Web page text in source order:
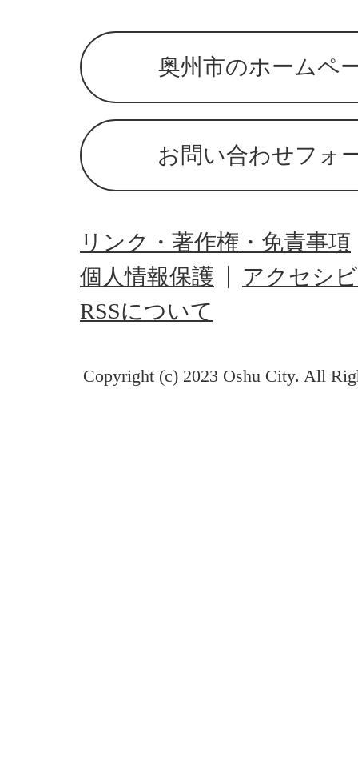
奥州市のホームペ
お問い合わせフォ
リンク・著作権・免責事項
個人情報保護
アクセシ
RSSについて
Copyright (c) 2023 Oshu City. All